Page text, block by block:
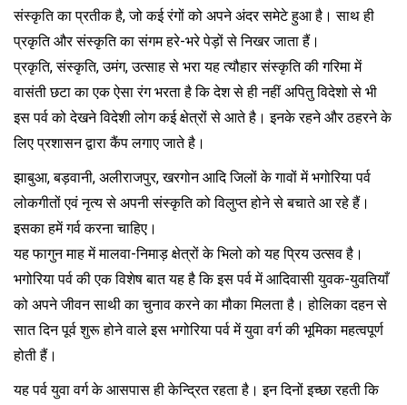
संस्कृति का प्रतीक है, जो कई रंगों को अपने अंदर समेटे हुआ है। साथ ही
प्रकृति और संस्कृति का संगम हरे-भरे पेड़ों से निखर जाता हैं।
प्रकृति, संस्कृति, उमंग, उत्साह से भरा यह त्यौहार संस्कृति की गरिमा में
वासंती छटा का एक ऐसा रंग भरता है कि देश से ही नहीं अपितु विदेशो से भी
इस पर्व को देखने विदेशी लोग कई क्षेत्रों से आते है। इनके रहने और ठहरने के
लिए प्रशासन द्वारा कैंप लगाए जाते है।
झाबुआ, बड़वानी, अलीराजपुर, खरगोन आदि जिलों के गावों में भगोरिया पर्व
लोकगीतों एवं नृत्य से अपनी संस्कृति को विलुप्त होने से बचाते आ रहे हैं।
इसका हमें गर्व करना चाहिए।
यह फागुन माह में मालवा-निमाड़ क्षेत्रों के भिलो को यह प्रिय उत्सव है।
भगोरिया पर्व की एक विशेष बात यह है कि इस पर्व में आदिवासी युवक-युवतियाँ
को अपने जीवन साथी का चुनाव करने का मौका मिलता है। होलिका दहन से
सात दिन पूर्व शुरू होने वाले इस भगोरिया पर्व में युवा वर्ग की भूमिका महत्वपूर्ण
होती हैं।
यह पर्व युवा वर्ग के आसपास ही केन्द्रित रहता है। इन दिनों इच्छा रहती कि